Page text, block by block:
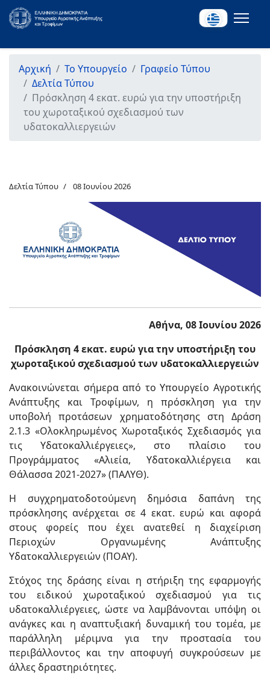
Αρχική Το Υπουργείο
Γραφείο Τύπου
Δελτία Τύπου
Πρόσκληση 4 εκατ. ευρώ για την υποστήριξη
του χωροταξικού σχεδιασμού των
υδατοκαλλιεργειών
Δελτία Τύπου 08 Ιουνίου 2026
Αθήνα, 08 Ιουνίου 2026
Πρόσκληση 4 εκατ. ευρώ για την υποστήριξη του
χωροταξικού σχεδιασμού των υδατοκαλλιεργειών
Ανακοινώνεται σήμερα από το Υπουργείο Αγροτικής
Ανάπτυξης και Τροφίμων, η πρόσκληση για την
υποβολή προτάσεων χρηματοδότησης στη Δράση
2.1.3 «Ολοκληρωμένος Χωροταξικός Σχεδιασμός για
τις Υδατοκαλλιέργειες», στο πλαίσιο του
Προγράμματος «Αλιεία, Υδατοκαλλιέργεια και
Θάλασσα 2021-2027» (ΠΑΛΥΘ).
Η συγχρηματοδοτούμενη δημόσια δαπάνη της
πρόσκλησης ανέρχεται σε 4 εκατ. ευρώ και αφορά
στους φορείς που έχει ανατεθεί η διαχείριση
Περιοχών Οργανωμένης Ανάπτυξης
Υδατοκαλλιεργειών (ΠΟΑΥ).
Στόχος της δράσης είναι η στήριξη της εφαρμογής
του ειδικού χωροταξικού σχεδιασμού για τις
υδατοκαλλιέργειες, ώστε να λαμβάνονται υπόψη οι
ανάγκες και η αναπτυξιακή δυναμική του τομέα, με
παράλληλη μέριμνα για την προστασία του
περιβάλλοντος και την αποφυγή συγκρούσεων με
άλλες δραστηριότητες.